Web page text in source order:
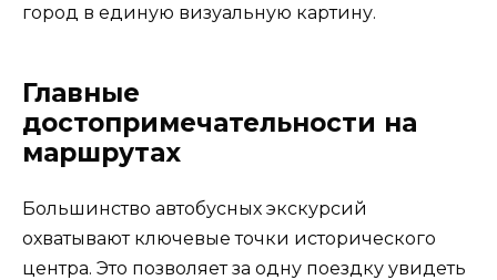
город в единую визуальную картину.
Главные
достопримечательности на
маршрутах
Большинство автобусных экскурсий
охватывают ключевые точки исторического
центра. Это позволяет за одну поездку увидеть